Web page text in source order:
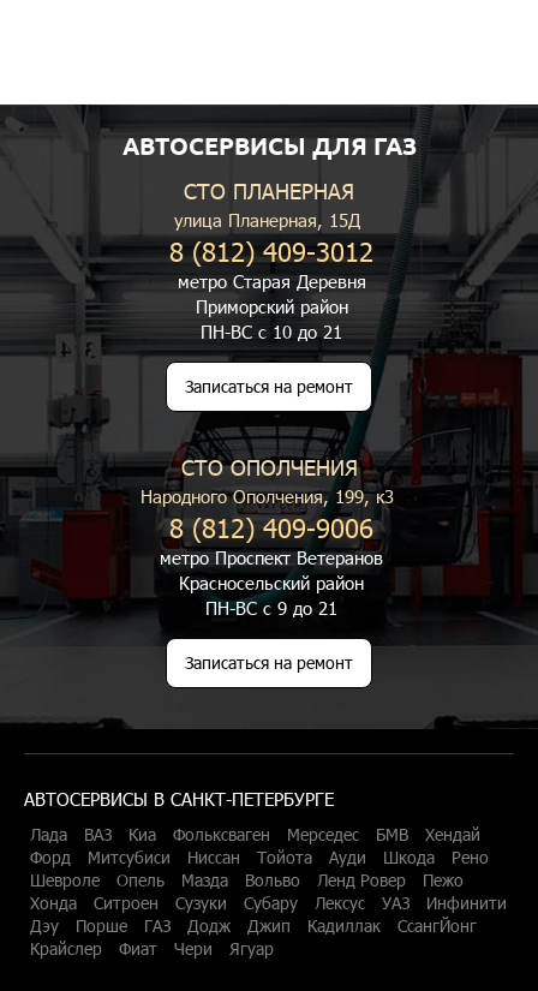
АВТОСЕРВИСЫ ДЛЯ ГАЗ
СТО ПЛАНЕРНАЯ
улица Планерная, 15Д
8 (812) 409-3012
метро Старая Деревня
Приморский район
ПН-ВС с 10 до 21
Записаться на ремонт
СТО ОПОЛЧЕНИЯ
Народного Ополчения, 199, к3
8 (812) 409-9006
метро Проспект Ветеранов
Красносельский район
ПН-ВС с 9 до 21
Записаться на ремонт
АВТОСЕРВИСЫ В САНКТ-ПЕТЕРБУРГЕ
Лада ВАЗ Киа Фольксваген Мерседес БМВ
Хендай
Форд
Митсубиси Ниссан Тойота Ауди Шкода
Рено
Шевроле
Опель Мазда Вольво Ленд Ровер
Пежо
Хонда
Ситроен Сузуки Субару Лексус УАЗ
Инфинити
Дэу
Порше ГАЗ Додж Джип Кадиллак
СсангЙонг
Крайслер
Фиат Чери Ягуар